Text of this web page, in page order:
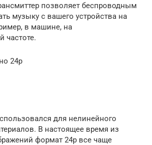
позволяет беспроводным
музыку с вашего устройства на
в машине, на
частоте.
24р
для нелинейного
В настоящее время из
формат 24р все чаще